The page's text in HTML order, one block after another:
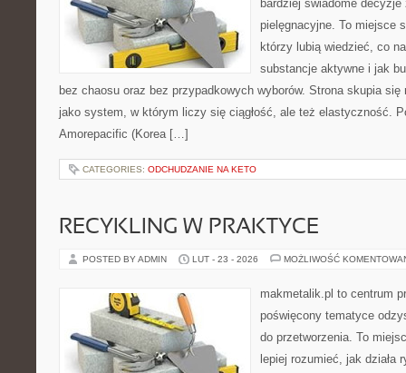
bardziej świadome decyzje
pielęgnacyjne. To miejsce
którzy lubią wiedzieć, co
substancje aktywne i jak
bez chaosu oraz bez przypadkowych wyborów. Strona skupia się
jako system, w którym liczy się ciągłość, ale też elastyczność.
Amorepacific (Korea […]
CATEGORIES: ODCHUDZANIE NA KETO
RECYKLING W PRAKTYCE
POSTED BY ADMIN LUT - 23 - 2026 MOŻLIWOŚĆ
makmetalik.pl to centrum
poświęcony tematyce
do przetworzenia. To
lepiej rozumieć, jak działa